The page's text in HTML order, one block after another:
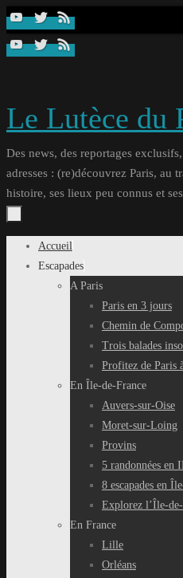
Passer
contenu
Le Lutèce du
Des news, des reportages
adresses : (re)découvrez Paris, au
histoire, ses lieux peu connus et
Passer
Accueil
Escapades
A Paris
Paris en 3 jours
Chemin de
Trois balades
Profitez de Paris
En Île-de-France
Auvers-sur-Oise
Moret-sur-Loing
Provins
5 randonnées en
8 escapades en
Explorez l’Île-
En France
Lille
Orléans